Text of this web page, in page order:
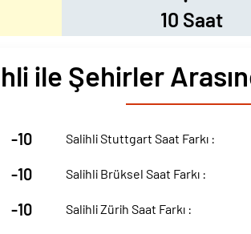
10 Saat
ile Şehirler
-10
-10
-10
Salihli Stuttgart Saat Farkı :
Salihli Brüksel Saat Farkı :
Salihli Zürih Saat Farkı :